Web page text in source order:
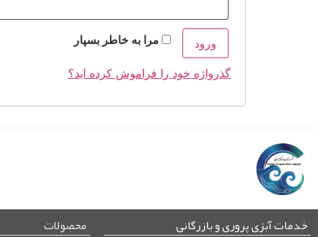
مرا به خاطر بسپار ورود
گذرواژه خود را فراموش کرده اید؟
خدمات آبزی پروری و بازرگانی محصولات